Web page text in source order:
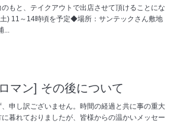
もと、テイクアウトで出店させて頂けることにな
) 11～14時頃を予定◆場所：サンテックさん敷地
マン] その後について
申し訳ございません。時間の経過と共に事の重大
暮れておりましたが、皆様からの温かいメッセー